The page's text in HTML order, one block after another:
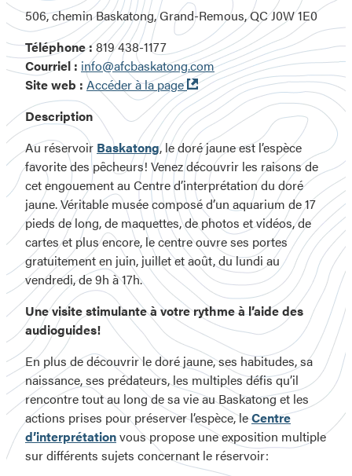
506, chemin Baskatong, Grand-Remous, QC J0W 1E0
Téléphone :819 438-1177
Courriel : info@afcbaskatong.com
Site web : Accéder à la page Ouvre
dans
une
nouvelle
fenêtre
Description
Au réservoir Baskatong, le doré jaune est l’espèce
favorite des pêcheurs! Venez découvrir les raisons de
cet engouement au Centre d’interprétation du doré
jaune. Véritable musée composé d’un aquarium de 17
pieds de long, de maquettes, de photos et vidéos, de
cartes et plus encore, le centre ouvre ses portes
gratuitement en juin, juillet et août, du lundi au
vendredi, de 9h à 17h.
Une visite stimulante à votre rythme à l’aide des
audioguides!
En plus de découvrir le doré jaune, ses habitudes, sa
naissance, ses prédateurs, les multiples défis qu’il
rencontre tout au long de sa vie au Baskatong et les
actions prises pour préserver l’espèce, leCentre
d’interprétationvous propose une exposition multiple
sur différents sujets concernant le réservoir: